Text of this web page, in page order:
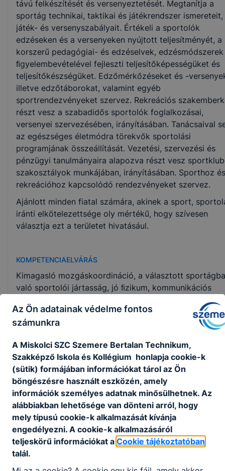
távú felkészítését és versenyeztetését. Megtanítja a
sportág technikai, taktikai és játékrendszer ismereteit,
játék- és versenyszabályait. Értékeli a sportolók
edzéseken és a versenyeken nyújtott teljesítményét, a
korszerű pedagógiai- és edzéselvek, edzésmódszerek
ﬁgyelembevételével fejleszti teljesítőképességüket és
teljesítőkészségüket. Edzőmérkőzéseket és -
illetve edzőtáborokat, valamint egyéb
sportrendezvényeket szervez. Rekreációs
részt vesz a szabadidős sportolók foglalkozásai,
versenyei szervezésében, irányításában. Tanácsaival
az egészséges életmódra törekvők sportolási
programjának összeállítását. Vezetési, szervezési és
pénzügyi tanulmányaira alapozva részt vesz
szakosztályok munkájában, irányításában. Sporthoz és
rekreációhoz kapcsolódó rendezvényeket szervez.
Ajánlott minden fiatal számára, akinek a sport,
iránti elkötelezettsége oly mértékű, hogy szívesen
választja ezt a területet hivatásául.
KOMPETENCIAELVÁRÁS
Kimagasló mozgáskoordináció, a választott
való sportolói jártasság, jó ﬁzikum, kommunikációs
a választott sportág mozgásformáit
bemutatja, elemzi, eredményesen oktatja;
a sportági mozgástechnikák végrehajtásakor
előforduló hibákat felismeri, javítja;
a sportolók képességeit és erőnlétét
felméri, értékeli;
az életkori sajátosságok, valamint az egyéni
adottságok ﬁgyelembevételével tanítványai
sportág-speciﬁkus felkészítését, versenyzését
Az Ön adatainak védelme fontos
számunkra
A Miskolci SZC Szemere Bertalan Technikum,
Szakképző Iskola és Kollégium honlapja cookie-k
(sütik) formájában információkat tárol az Ön
böngészésre használt eszközén, amely
információk személyes adatnak minősülhetnek. Az
alábbiakban lehetősége van dönteni arról, hogy
mely típusú cookie-k alkalmazását kívánja
engedélyezni. A cookie-k alkalmazásáról
teljeskörű információkat a Cookie tájékoztatóban
talál.